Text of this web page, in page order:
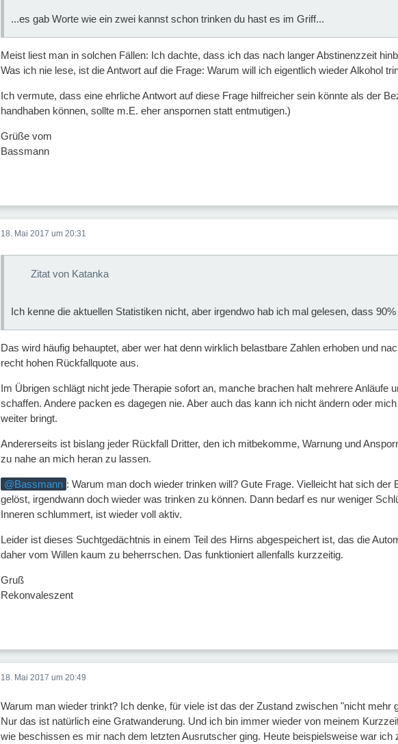
...es gab Worte wie ein zwei kannst schon trinken du hast es im Griff...
Meist liest man in solchen Fällen: Ich dachte, dass ich das nach langer Abstinenzzeit
Was ich nie lese, ist die Antwort auf die Frage: Warum will ich eigentlich wieder Alkohol
Ich vermute, dass eine ehrliche Antwort auf diese Frage hilfreicher sein könnte als der
handhaben können, sollte m.E. eher anspornen statt entmutigen.)
Grüße vom
Bassmann
18. Mai 2017 um 20:31
Zitat von Katanka
Ich kenne die aktuellen Statistiken nicht, aber irgendwo hab ich mal gelesen, dass
Das wird häufig behauptet, aber wer hat denn wirklich belastbare Zahlen erhoben und
recht hohen Rückfallquote aus.
Im Übrigen schlägt nicht jede Therapie sofort an, manche brachen halt mehrere Anläufe
schaffen. Andere packen es dagegen nie. Aber auch das kann ich nicht ändern oder
weiter bringt.
Andererseits ist bislang jeder Rückfall Dritter, den ich mitbekomme, Warnung und
zu nahe an mich heran zu lassen.
Bassmann : Warum man doch wieder trinken will? Gute Frage. Vielleicht hat sich
gelöst, irgendwann doch wieder was trinken zu können. Dann bedarf es nur weniger
Inneren schlummert, ist wieder voll aktiv.
Leider ist dieses Suchtgedächtnis in einem Teil des Hirns abgespeichert ist, das die
daher vom Willen kaum zu beherrschen. Das funktioniert allenfalls kurzzeitig.
Gruß
Rekonvaleszent
18. Mai 2017 um 20:49
Warum man wieder trinkt? Ich denke, für viele ist das der Zustand zwischen "nicht mehr
Nur das ist natürlich eine Gratwanderung. Und ich bin immer wieder von meinem
wie beschissen es mir nach dem letzten Ausrutscher ging. Heute beispielsweise war